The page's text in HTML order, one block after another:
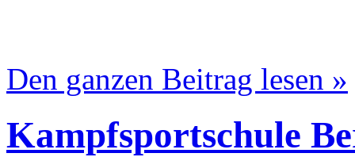
Den ganzen Beitrag lesen »
Kampfsportschule